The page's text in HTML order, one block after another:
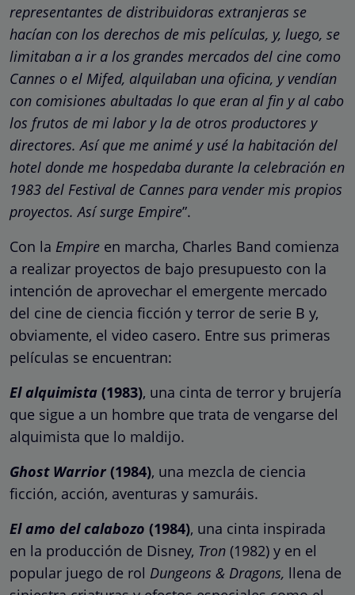
representantes de distribuidoras extranjeras se
hacían con los derechos de mis películas, y, luego, se
limitaban a ir a los grandes mercados del cine como
Cannes o el Mifed, alquilaban una oficina, y vendían
con comisiones abultadas lo que eran al fin y al cabo
los frutos de mi labor y la de otros productores y
directores. Así que me animé y usé la habitación del
hotel donde me hospedaba durante la celebración en
1983 del Festival de Cannes para vender mis propios
proyectos. Así surge Empire”.
Con la Empire en marcha, Charles Band comienza
a realizar proyectos de bajo presupuesto con la
intención de aprovechar el emergente mercado
del cine de ciencia ficción y terror de serie B y,
obviamente, el video casero. Entre sus primeras
películas se encuentran:
El alquimista (1983), una cinta de terror y brujería
que sigue a un hombre que trata de vengarse del
alquimista que lo maldijo.
Ghost Warrior (1984), una mezcla de ciencia
ficción, acción, aventuras y samuráis.
El amo del calabozo (1984), una cinta inspirada
en la producción de Disney, Tron (1982) y en el
popular juego de rol Dungeons & Dragons, llena de